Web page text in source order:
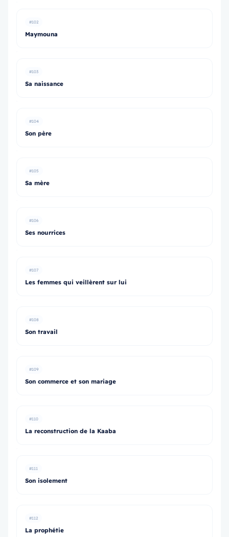
#102
Maymouna
#103
Sa naissance
#104
Son père
#105
Sa mère
#106
Ses nourrices
#107
Les femmes qui veillèrent sur lui
#108
Son travail
#109
Son commerce et son mariage
#110
La reconstruction de la Kaaba
#111
Son isolement
#112
La prophétie